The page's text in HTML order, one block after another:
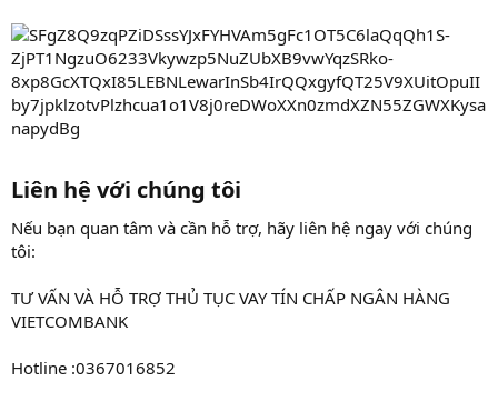
Liên hệ với chúng tôi​
Nếu bạn quan tâm và cần hỗ trợ, hãy liên hệ ngay với chúng
tôi:
TƯ VẤN VÀ HỖ TRỢ THỦ TỤC VAY TÍN CHẤP NGÂN HÀNG
VIETCOMBANK
Hotline :0367016852